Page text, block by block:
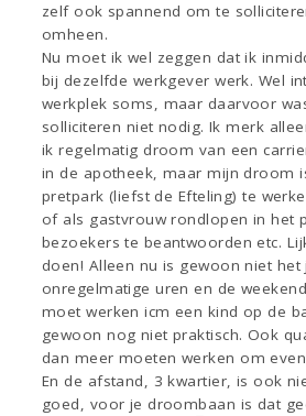
zelf ook spannend om te
omheen.
Nu moet ik wel zeggen dat ik
bij dezelfde werkgever werk. Wel
werkplek soms, maar daarvoor
solliciteren niet nodig. Ik merk
ik regelmatig droom van een
in de apotheek, maar mijn droom
pretpark (liefst de Efteling) te
of als gastvrouw rondlopen in het
bezoekers te beantwoorden etc.
doen! Alleen nu is gewoon niet
onregelmatige uren en de
moet werken icm een kind op de
gewoon nog niet praktisch. Ook
dan meer moeten werken om
En de afstand, 3 kwartier, is ook
goed, voor je droombaan is dat